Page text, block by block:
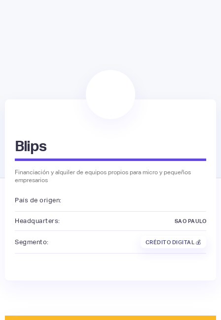
Blips
Financiación y alquiler de equipos propios para micro y pequeños
empresarios
País de origen:
Headquarters: SAO PAULO
Segmento: CRÉDITO DIGITAL 💰